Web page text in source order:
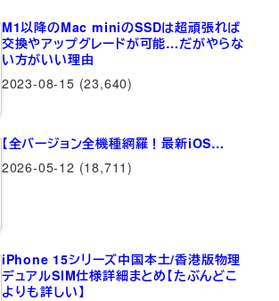
M1以降のMac miniのSSDは超頑張れば
交換やアップグレードが可能…だがやらな
い方がいい理由
2023-08-15 (23,640)
【全バージョン全機種網羅！最新iOS…
2026-05-12 (18,711)
iPhone 15シリーズ中国本土/香港版物理
デュアルSIM仕様詳細まとめ【たぶんどこ
よりも詳しい】